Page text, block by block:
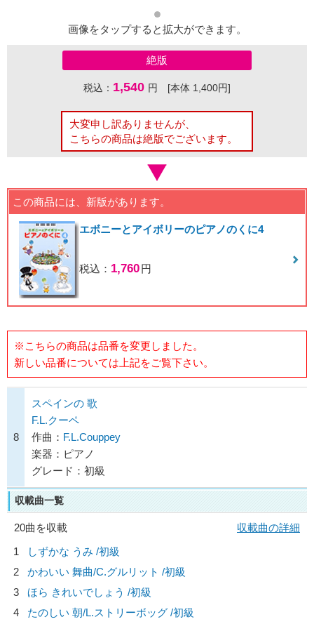
画像をタップすると拡大ができます。
絶版
税込： 1,540 円 [本体 1,400円]
大変申し訳ありませんが、
こちらの商品は絶版でございます。
この商品には、新版があります。
エボニーとアイボリーのピアノのくに4
税込： 1,760円
※こちらの商品は品番を変更しました。
新しい品番については上記をご覧下さい。
8
スペインの 歌
F.L.クーペ
作曲： F.L.Couppey
楽器：ピアノ
グレード：初級
収載曲一覧
20曲を収載
収載曲の詳細
1
しずかな うみ /初級
2
かわいい 舞曲/C.グルリット /初級
3
ほら きれいでしょう /初級
4
たのしい 朝/L.ストリーボッグ /初級